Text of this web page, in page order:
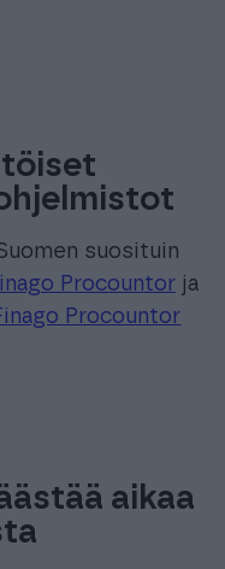
suosituin
Procountorja
Procountor
aikaa